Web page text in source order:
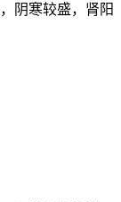
阴寒较盛，肾阳